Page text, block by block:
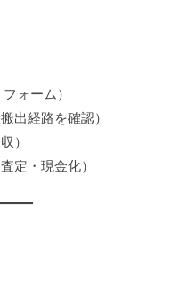
ォーム）
出経路を確認）
）
定・現金化）